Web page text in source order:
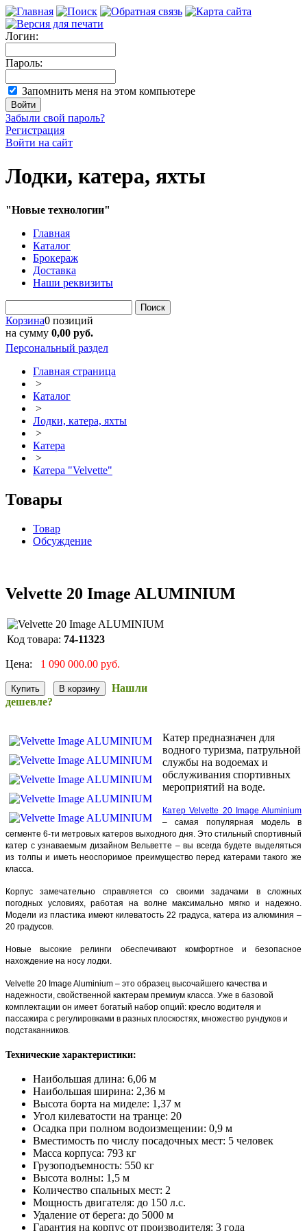
Логин:
Пароль:
Запомнить меня на этом компьютере
Забыли свой пароль?
Регистрация
Войти на сайт
Лодки, катера, яхты
"Новые технологии"
Главная
Каталог
Брокераж
Доставка
Наши реквизиты
Поиск
Корзина0 позиций
на сумму 0,00 руб.
Персональный раздел
Главная страница
>
Каталог
>
Лодки, катера, яхты
>
Катера
>
Катера "Velvette"
Товары
Товар
Обсуждение
Velvette 20 Image ALUMINIUM
Код товара: 74-11323
Цена: 1 090 000.00 руб.
Нашли
дешевле?
Катер предназначен для
водного туризма, патрульной
службы на водоемах и
обслуживания спортивных
мероприятий на воде.
Катер Velvette 20 Image Aluminium
– самая популярная модель в
сегменте 6-ти метровых катеров выходного дня. Это стильный спортивный
катер с узнаваемым дизайном Вельветте – вы всегда будете выделяться
из толпы и иметь неоспоримое преимущество перед катерами такого же
класса.
Корпус замечательно справляется со своими задачами в сложных
погодных условиях, работая на волне максимально мягко и надежно.
Модели из пластика имеют килеватость 22 градуса, катера из алюминия –
20 градусов.
Новые высокие релинги обеспечивают комфортное и безопасное
нахождение на носу лодки.
Velvette 20 Image Aluminium – это образец высочайшего качества и
надежности, свойственной кактерам премиум класса. Уже в базовой
комплектации он имеет богатый набор опций: кресло водителя и
пассажира с регулировками в разных плоскостях, множество рундуков и
подстаканников.
Технические характеристики:
Наибольшая длина: 6,06 м
Наибольшая ширина: 2,36 м
Высота борта на миделе: 1,37 м
Угол килеватости на транце: 20
Осадка при полном водоизмещении: 0,9 м
Вместимость по числу посадочных мест: 5 человек
Масса корпуса: 793 кг
Грузоподъемность: 550 кг
Высота волны: 1,5 м
Количество спальных мест: 2
Мощность двигателя: до 150 л.с.
Удаление от берега: до 5000 м
Гарантия на корпус от производителя: 3 года